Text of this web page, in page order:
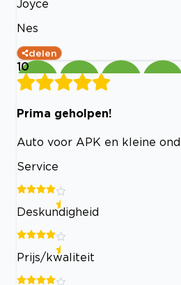
Joyce
Nes
delen
10
Prima geholpen!
Auto voor APK en kleine
Service
Deskundigheid
Prijs/kwaliteit